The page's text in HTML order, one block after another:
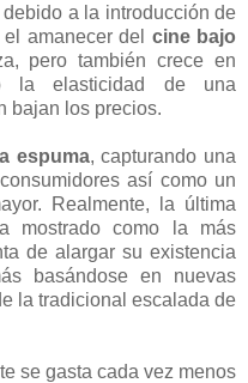
a la introducción de
amanecer del cine bajo
pero también crece en
la elasticidad de una
bajan los precios.
espuma, capturando una
así como un
Realmente, la última
mostrado como la más
de alargar su existencia
basándose en nuevas
la tradicional escalada de
se gasta cada vez menos